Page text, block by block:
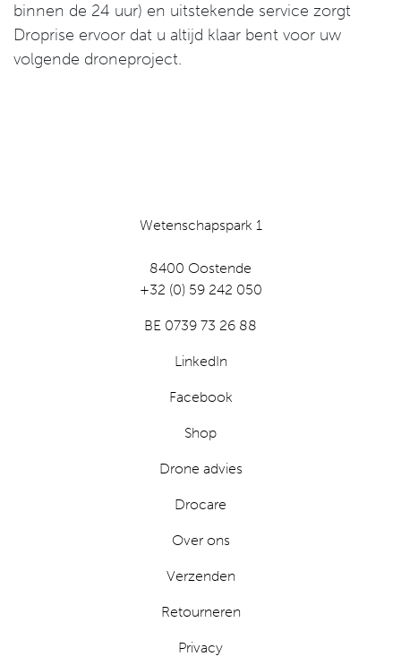
binnen de 24 uur) en uitstekende service zorgt
Droprise ervoor dat u altijd klaar bent voor uw
volgende droneproject.
Wetenschapspark 1
8400 Oostende
+32 (0) 59 242 050
BE 0739 73 26 88
LinkedIn
Facebook
Shop
Drone advies
Drocare
Over ons
Verzenden
Retourneren
Privacy